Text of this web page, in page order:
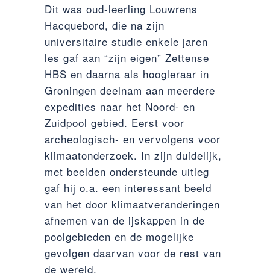
Dit was oud-leerling Louwrens
Hacquebord, die na zijn
universitaire studie enkele jaren
les gaf aan “zijn eigen” Zettense
HBS en daarna als hoogleraar in
Groningen deelnam aan meerdere
expedities naar het Noord- en
Zuidpool gebied. Eerst voor
archeologisch- en vervolgens voor
klimaatonderzoek. In zijn duidelijk,
met beelden ondersteunde uitleg
gaf hij o.a. een interessant beeld
van het door klimaatveranderingen
afnemen van de ijskappen in de
poolgebieden en de mogelijke
gevolgen daarvan voor de rest van
de wereld.